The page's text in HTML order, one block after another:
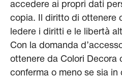
accedere ai propri dati
copia. Il diritto di ottenere
ledere i diritti e le libertà
Con la domanda
ottenere da Colori Decora
conferma o meno se sia